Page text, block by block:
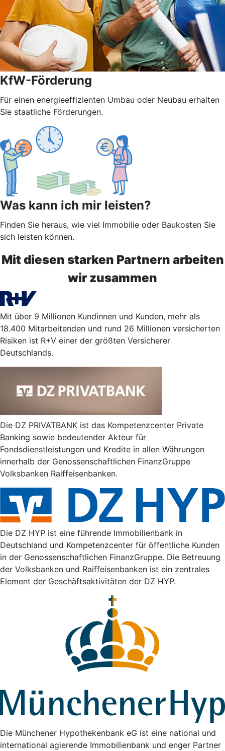
KfW-Förderung
Für einen energieeffizienten Umbau oder Neubau erhalten
Sie staatliche Förderungen.
Was kann ich mir leisten?
Finden Sie heraus, wie viel Immobilie oder Baukosten Sie
sich leisten können.
Mit diesen starken Partnern arbeiten
wir zusammen
Mit über 9 Millionen Kundinnen und Kunden, mehr als
18.400 Mitarbeitenden und rund 26 Millionen versicherten
Risiken ist R+V einer der größten Versicherer
Deutschlands.
Die DZ PRIVATBANK ist das Kompetenzcenter Private
Banking sowie bedeutender Akteur für
Fondsdienstleistungen und Kredite in allen Währungen
innerhalb der Genossenschaftlichen FinanzGruppe
Volksbanken Raiffeisenbanken.
Die DZ HYP ist eine führende Immobilienbank in
Deutschland und Kompetenzcenter für öffentliche Kunden
in der Genossenschaftlichen FinanzGruppe. Die Betreuung
der Volksbanken und Raiffeisenbanken ist ein zentrales
Element der Geschäftsaktivitäten der DZ HYP.
Die Münchener Hypothekenbank eG ist eine national und
international agierende Immobilienbank und enger Partner